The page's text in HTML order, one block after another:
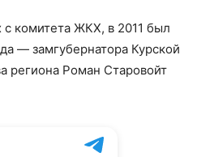
с комитета ЖКХ, в 2011 был
— замгубернатора Курской
региона Роман Старовойт